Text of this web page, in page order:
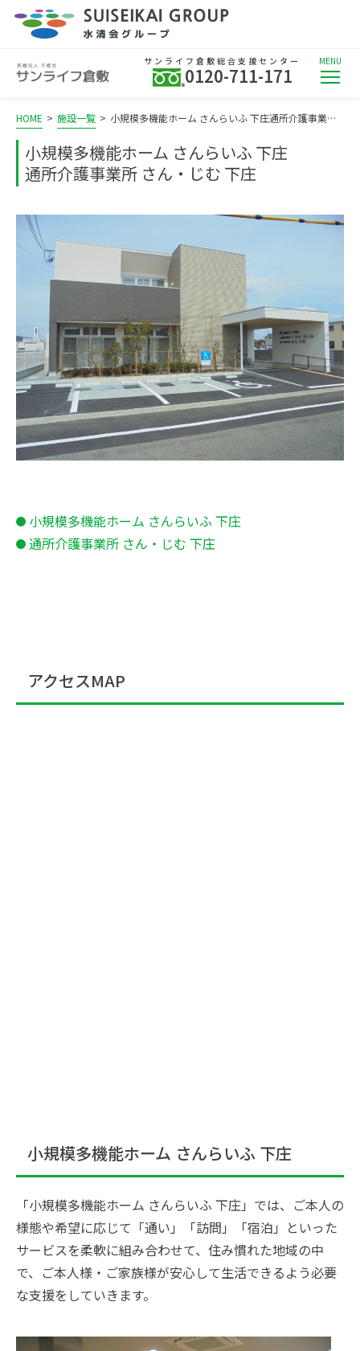
サンライフ倉敷総合支援センター
0120-711-171
MENU
HOME > 施設一覧 > 小規模多機能ホーム さんらいふ 下庄通所介護事業所 さん・じむ 下庄
小規模多機能ホーム さんらいふ 下庄
通所介護事業所 さん・じむ 下庄
小規模多機能ホーム さんらいふ 下庄
通所介護事業所 さん・じむ 下庄
アクセスMAP
小規模多機能ホーム さんらいふ 下庄
「小規模多機能ホーム さんらいふ 下庄」では、ご本人の
様態や希望に応じて「通い」「訪問」「宿泊」といった
サービスを柔軟に組み合わせて、住み慣れた地域の中
で、ご本人様・ご家族様が安心して生活できるよう必要
な支援をしていきます。